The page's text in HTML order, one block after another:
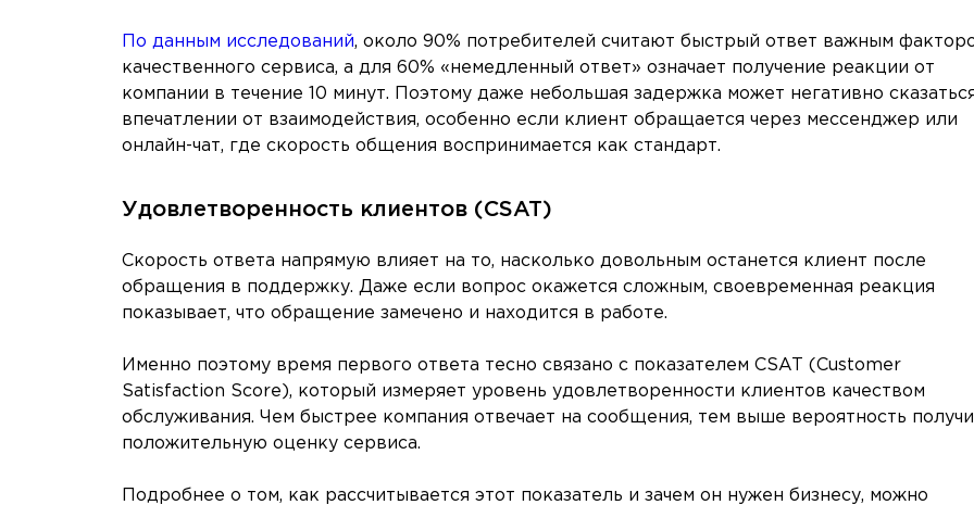
По данным исследований, около 90% потребителей считают быстрый ответ важным
качественного сервиса, а для 60% «немедленный ответ» означает получение реакции от
компании в течение 10 минут. Поэтому даже небольшая задержка может негативно
впечатлении от взаимодействия, особенно если клиент обращается через мессенджер или
онлайн-чат, где скорость общения воспринимается как стандарт.
Удовлетворенность клиентов (CSAT)
Скорость ответа напрямую влияет на то, насколько довольным останется клиент после
обращения в поддержку. Даже если вопрос окажется сложным, своевременная реакция
показывает, что обращение замечено и находится в работе.
Именно поэтому время первого ответа тесно связано с показателем CSAT (Customer
Satisfaction Score), который измеряет уровень удовлетворенности клиентов качеством
обслуживания. Чем быстрее компания отвечает на сообщения, тем выше вероятность
положительную оценку сервиса.
Подробнее о том, как рассчитывается этот показатель и зачем он нужен бизнесу, можно